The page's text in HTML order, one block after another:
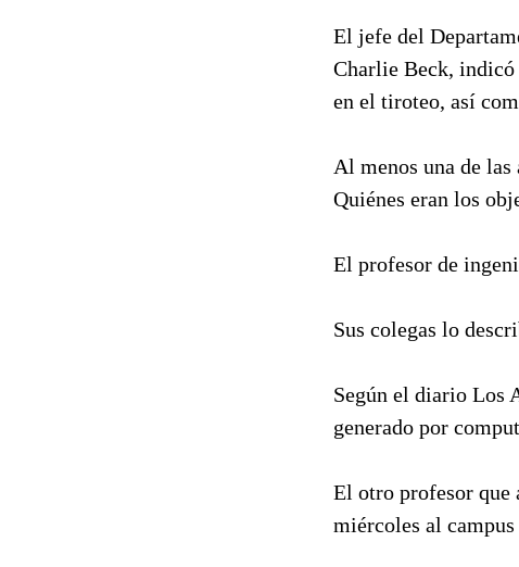
El jefe del
Charlie Beck, indicó
en el tiroteo, así
Al menos una de las
Quiénes eran los
El profesor de
Sus colegas lo
Según el diario Los
generado por
El otro profesor que
miércoles al